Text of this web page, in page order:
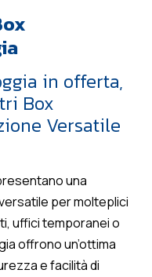
in offerta,
Box
Versatile
una
per molteplici
uffici temporanei o
offrono un’ottima
e facilità di